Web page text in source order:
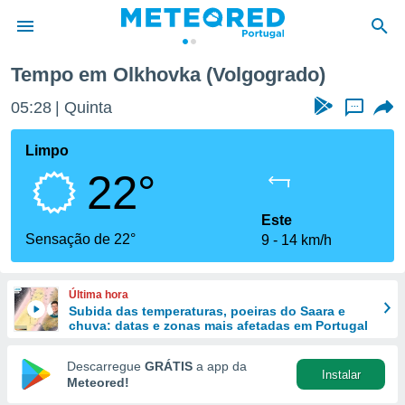
da
foi
fornecidas
a este
das
e
forma
digital
Tempo em Olkhovka (Volgogrado)
05:28 Quinta ...
Limpo
22°
Sensação de 22°
Este
9
14 km/h
Última hora
Subida das temperaturas, poeiras do Saara e
chuva: datas e zonas mais afetadas em Portugal
Descarregue GRÁTIS a app da
Meteored!
Instalar